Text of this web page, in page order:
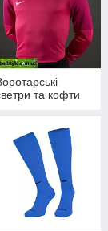
та кофти